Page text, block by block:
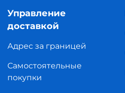
Управление
доставкой
Адрес за границей
Самостоятельные
покупки